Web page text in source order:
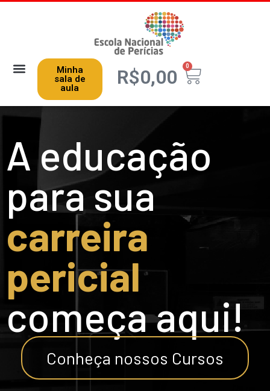
Minha
sala de
aula
R$0,00 0
A educação
para sua
carreira
pericial
começa aqui!
Conheça nossos Cursos